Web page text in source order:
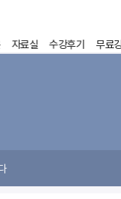
자료실 수강후기 무료